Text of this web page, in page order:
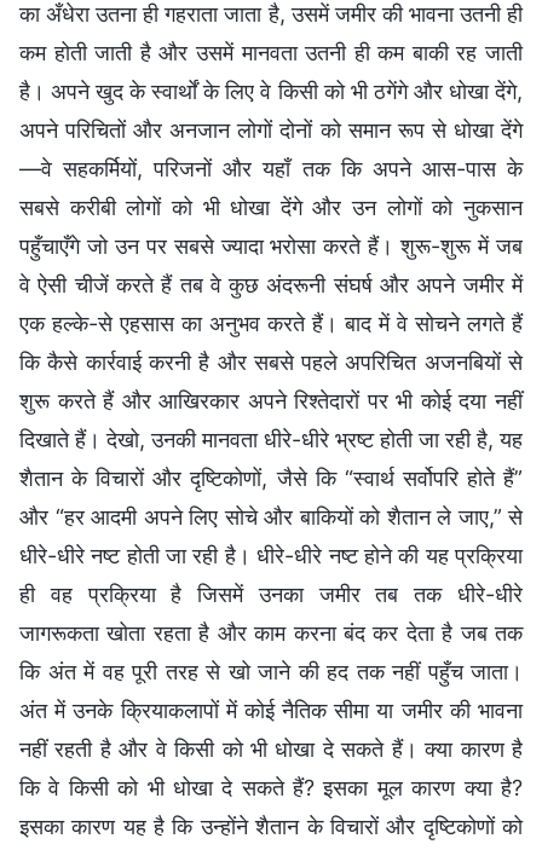
का अँधेरा उतना ही गहराता जाता है, उसमें जमीर की भावना उतनी ही
कम होती जाती है और उसमें मानवता उतनी ही कम बाकी रह जाती
है। अपने खुद के स्वार्थों के लिए वे किसी को भी ठगेंगे और धोखा देंगे,
अपने परिचितों और अनजान लोगों दोनों को समान रूप से धोखा देंगे
—वे सहकर्मियों, परिजनों और यहाँ तक कि अपने आस-पास के
सबसे करीबी लोगों को भी धोखा देंगे और उन लोगों को नुकसान
पहुँचाएँगे जो उन पर सबसे ज्यादा भरोसा करते हैं। शुरू-शुरू में जब
वे ऐसी चीजें करते हैं तब वे कुछ अंदरूनी संघर्ष और अपने जमीर में
एक हल्के-से एहसास का अनुभव करते हैं। बाद में वे सोचने लगते हैं
कि कैसे कार्रवाई करनी है और सबसे पहले अपरिचित अजनबियों से
शुरू करते हैं और आखिरकार अपने रिश्तेदारों पर भी कोई दया नहीं
दिखाते हैं। देखो, उनकी मानवता धीरे-धीरे भ्रष्ट होती जा रही है, यह
शैतान के विचारों और दृष्टिकोणों, जैसे कि “स्वार्थ सर्वोपरि होते हैं”
और “हर आदमी अपने लिए सोचे और बाकियों को शैतान ले जाए,” से
धीरे-धीरे नष्ट होती जा रही है। धीरे-धीरे नष्ट होने की यह प्रक्रिया
ही वह प्रक्रिया है जिसमें उनका जमीर तब तक धीरे-धीरे
जागरूकता खोता रहता है और काम करना बंद कर देता है जब तक
कि अंत में वह पूरी तरह से खो जाने की हद तक नहीं पहुँच जाता।
अंत में उनके क्रियाकलापों में कोई नैतिक सीमा या जमीर की भावना
नहीं रहती है और वे किसी को भी धोखा दे सकते हैं। क्या कारण है
कि वे किसी को भी धोखा दे सकते हैं? इसका मूल कारण क्या है?
इसका कारण यह है कि उन्होंने शैतान के विचारों और दृष्टिकोणों को